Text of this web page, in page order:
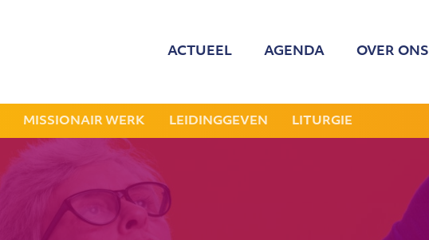
ACTUEEL AGENDA OVER ONS
NIEUWSBRIEVEN
MISSIONAIR WERK LEIDINGGEVEN LITURGIE